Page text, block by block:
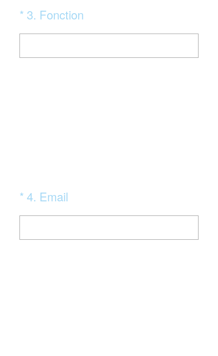
* 3. Fonction
(Obligatoire)
* 4. Email
(Obligatoire)